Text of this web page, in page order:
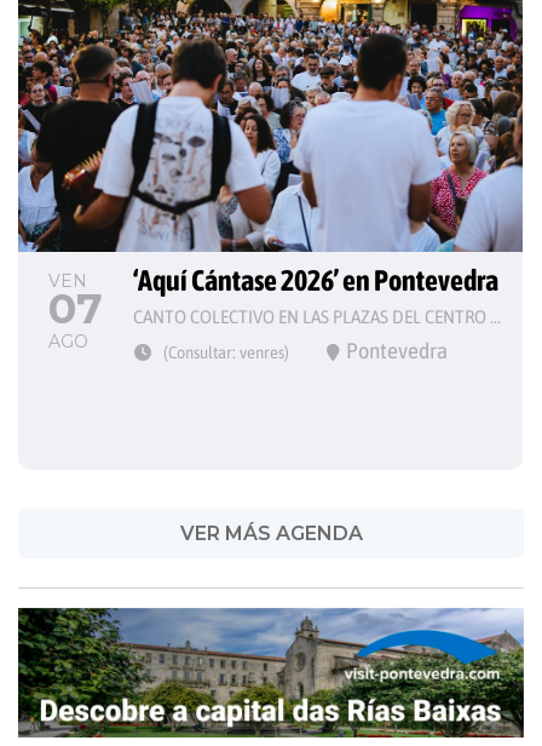
VEN
07
AGO
‘Aquí Cántase 2026’ en Pontevedra
CANTO COLECTIVO EN LAS PLAZAS DEL CENTRO HISTÓRICO
(Consultar: venres) Pontevedra
VER MÁS AGENDA